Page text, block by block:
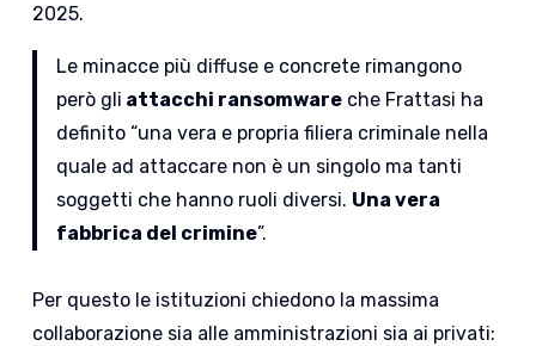
2025.
Le minacce più diffuse e concrete rimangono
però gli attacchi ransomware che Frattasi ha
definito “una vera e propria filiera criminale nella
quale ad attaccare non è un singolo ma tanti
soggetti che hanno ruoli diversi. Una vera
fabbrica del crimine”.
Per questo le istituzioni chiedono la massima
collaborazione sia alle amministrazioni sia ai privati: